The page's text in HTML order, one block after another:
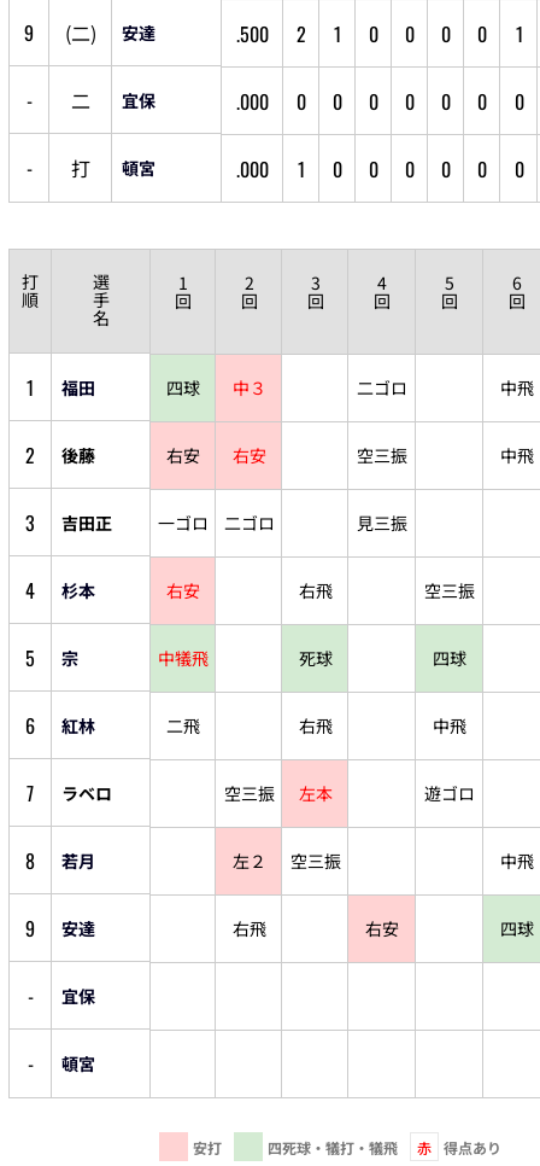
9 (二) 安達 .500 2 1 0 0 0 0 1
- 二 宜保 .000 0 0 0 0 0 0 0
- 打 頓宮 .000 1 0 0 0 0 0 0
打
順
選
手
名
1
回
2
回
3
回
4
回
5
回
6
回
1 福田 四球 中３ 二ゴロ 中飛
2 後藤 右安 右安 空三振 中飛
3 吉田正 一ゴロ 二ゴロ 見三振
4 杉本 右安 右飛 空三振
5 宗 中犠飛 死球 四球
6 紅林 二飛 右飛 中飛
7 ラベロ 空三振 左本 遊ゴロ
8 若月 左２ 空三振 中飛
9 安達 右飛 右安 四球
- 宜保
- 頓宮
安打 四死球・犠打・犠飛 赤 得点あり